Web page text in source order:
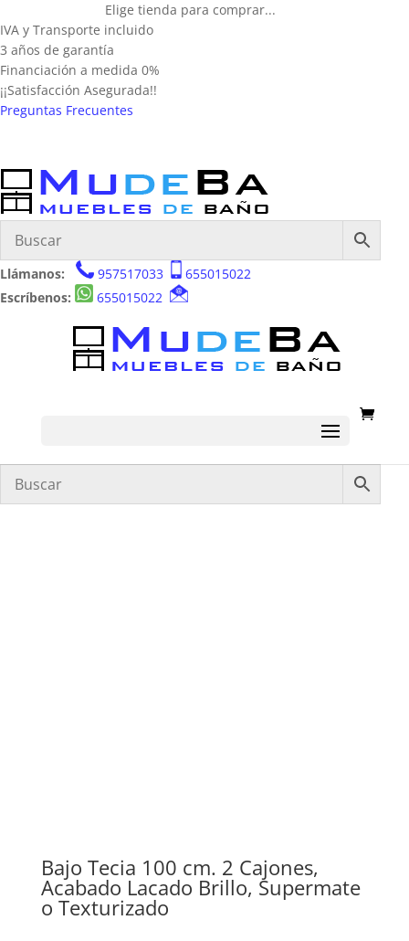
Elige tienda para comprar...
IVA y Transporte incluido
3 años de garantía
Financiación a medida 0%
¡¡Satisfacción Asegurada!!
Preguntas Frecuentes
Llámanos: 957517033
655015022
Escríbenos:
655015022
Bajo Tecia 100 cm. 2 Cajones,
Acabado Lacado Brillo, Supermate
o Texturizado